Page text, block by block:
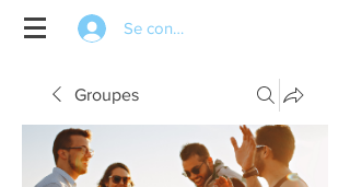
Se connecter
Groupes